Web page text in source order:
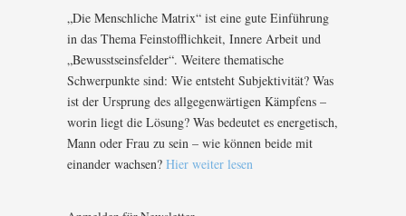
„Die Menschliche Matrix“ ist eine gute Einführung
in das Thema Feinstofflichkeit, Innere Arbeit und
„Bewusstseinsfelder“. Weitere thematische
Schwerpunkte sind: Wie entsteht Subjektivität? Was
ist der Ursprung des allgegenwärtigen Kämpfens –
worin liegt die Lösung? Was bedeutet es energetisch,
Mann oder Frau zu sein – wie können beide mit
einander wachsen? Hier weiter lesen